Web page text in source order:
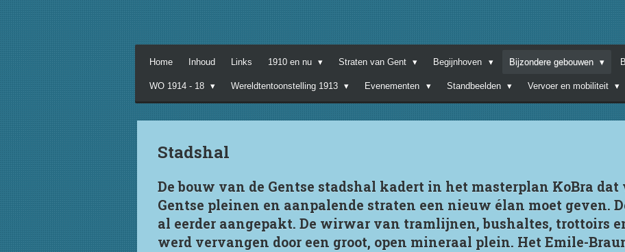
Home Inhoud Links 1910 en nu Straten van Gent Begijnhoven Bijzondere gebouwen
WO 1914 - 18 Wereldtentoonstelling 1913 Evenementen Standbeelden Vervoer en mobiliteit
Stadshal
De bouw van de Gentse stadshal kadert in het masterplan KoBra
Gentse pleinen en aanpalende straten een nieuw élan moet geven.
al eerder aangepakt. De wirwar van tramlijnen, bushaltes, trottoirs
werd vervangen door een groot, open mineraal plein. Het Emile-